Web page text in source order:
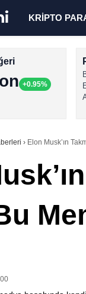
KRİPTO
+0.95%
› Elon Musk’ın